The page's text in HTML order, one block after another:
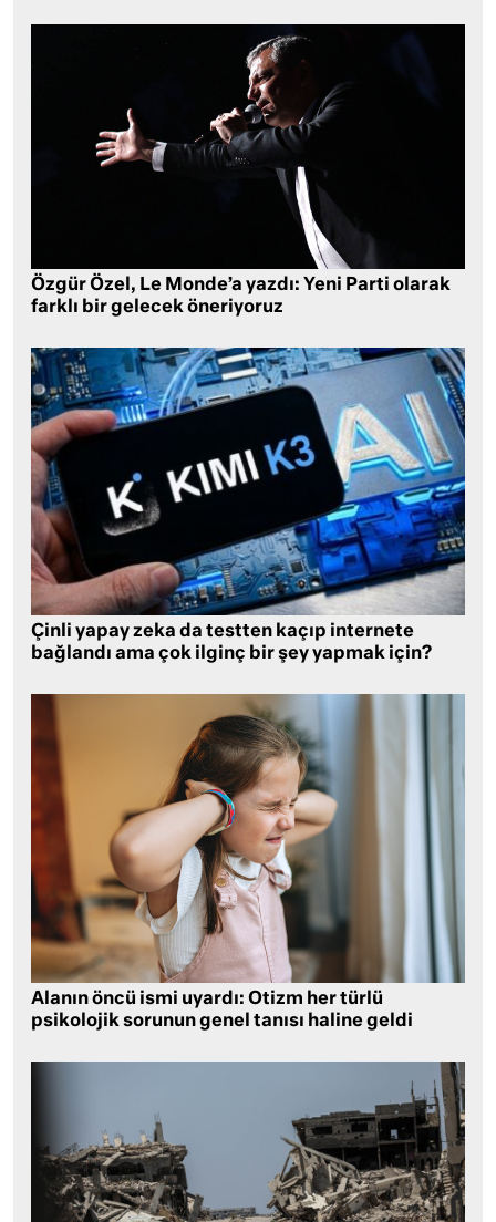
Özgür Özel, Le Monde’a yazdı: Yeni Parti olarak
farklı bir gelecek öneriyoruz
Çinli yapay zeka da testten kaçıp internete
bağlandı ama çok ilginç bir şey yapmak için?
Alanın öncü ismi uyardı: Otizm her türlü
psikolojik sorunun genel tanısı haline geldi